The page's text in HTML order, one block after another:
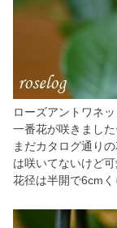
ローズアントワネ
一番花が咲きました
まだカタログ通り
は咲いてないけど可
花径は半開で6cmく